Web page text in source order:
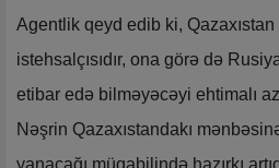
Agentlik qeyd edib ki,
istehsalçısıdır, ona görə də
etibar edə bilməyəcəyi ehtimalı
Nəşrin Qazaxıstandakı
yanacağı müqabilində hazırkı